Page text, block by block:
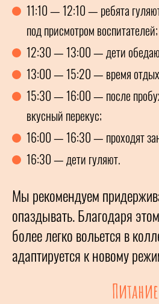
11:10 — 12:10 — ребята
под присмотром воспитателей;
12:30 — 13:00 — дети
13:00 — 15:20 — время
15:30 — 16:00 — после
вкусный перекус;
16:00 — 16:30 — проходят
16:30 — дети гуляют.
Мы рекомендуем
опаздывать. Благодаря
более легко вольется в
адаптируется к новому
Питание